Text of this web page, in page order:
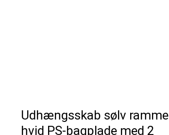
Udhængsskab sølv ramme
hvid PS-bagplade med 2